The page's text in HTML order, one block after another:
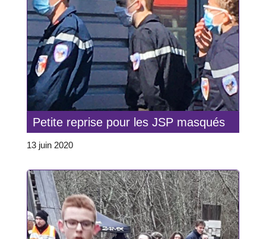
Petite reprise pour les JSP masqués
13 juin 2020